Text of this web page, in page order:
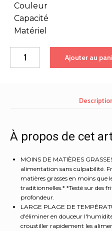
Couleur
Capacité
Matériel
quantité
croustille,
rôtit,
réchauffe
déshydrate,
pour
des
repas
rapides
Ajouter au
À propos de cet
MOINS DE MATIÈRES
alimentation sans culpabilité.
matières grasses en moins que
traditionnelles.* *Testé sur des
profondeur.
LARGE PLAGE DE
d'éliminer en douceur
croustiller rapidement les